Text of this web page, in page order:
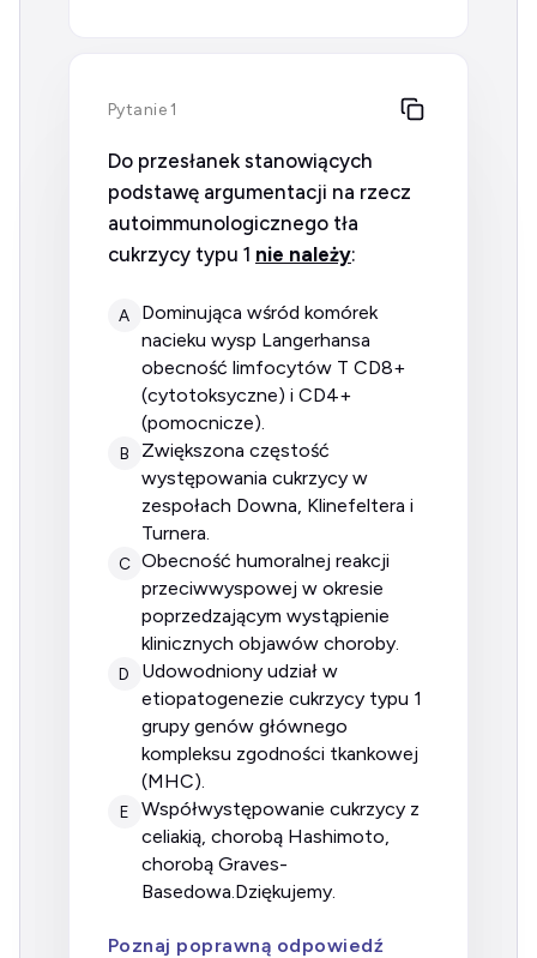
Pytanie 1
Do przesłanek stanowiących
podstawę argumentacji na rzecz
autoimmunologicznego tła
cukrzycy typu 1 nie należy:
A
dominująca wśród komórek
nacieku wysp Langerhansa
obecność limfocytów T CD8+
(cytotoksyczne) i CD4+
(pomocnicze).
B
zwiększona częstość
występowania cukrzycy w
zespołach Downa, Klinefeltera i
Turnera.
C obecność humoralnej reakcji
przeciwwyspowej w okresie
poprzedzającym wystąpienie
klinicznych objawów choroby.
D
udowodniony udział w
etiopatogenezie cukrzycy typu 1
grupy genów głównego
kompleksu zgodności tkankowej
(MHC).
E
współwystępowanie cukrzycy z
celiakią, chorobą Hashimoto,
chorobą Graves-
Basedowa.Dziękujemy.
Poznaj poprawną odpowiedź